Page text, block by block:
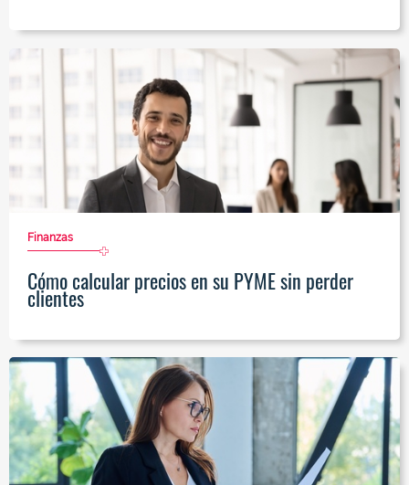
Finanzas
Cómo calcular precios en su PYME sin perder
clientes